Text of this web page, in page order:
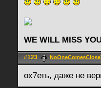
WE WILL MISS
#123
ох7еть, даже не